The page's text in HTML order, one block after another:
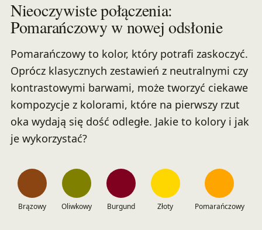
Nieoczywiste połączenia:
Pomarańczowy w nowej odsłonie
Pomarańczowy to kolor, który potrafi zaskoczyć.
Oprócz klasycznych zestawień z neutralnymi czy
kontrastowymi barwami, może tworzyć ciekawe
kompozycje z kolorami, które na pierwszy rzut
oka wydają się dość odległe. Jakie to kolory i jak
je wykorzystać?
Brązowy Oliwkowy Burgund Złoty Pomarańczowy